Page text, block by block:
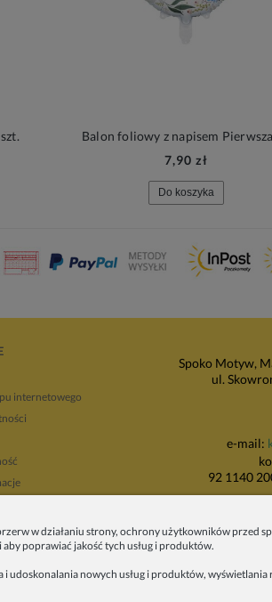
7,90 zł
Do koszyka
internetowego
Spoko Motyw,
ul.
e-mail:
92 1140
ul. Wadowicka
w działaniu strony, ochrony użytkowników przed
poprawiać jakość tych usług i produktów.
nowych usług i produktów,